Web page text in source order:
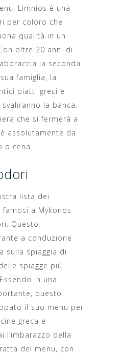
Limnios è una
per coloro che
qualità in un
oltre 20 anni di
la seconda
famiglia, la
piatti greci e
la banca.
che si fermerà a
assolutamente da
o cena.
lista dei
a Mykonos
Questo
a conduzione
sulla spiaggia di
spiagge più
in una
questo
il suo menu per
greca e
l’imbarazzo della
del menu, con